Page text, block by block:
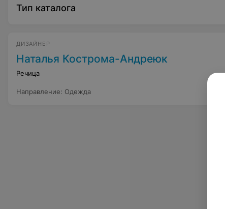
Тип каталога
ДИЗАЙНЕР
Наталья Кострома-Андреюк
Речица
Направление: Одежда